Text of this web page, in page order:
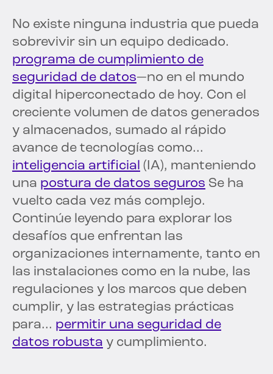
No existe ninguna industria que pueda
sobrevivir sin un equipo dedicado.
programa de cumplimiento de
seguridad de datos—no en el mundo
digital hiperconectado de hoy. Con el
creciente volumen de datos generados
y almacenados, sumado al rápido
avance de tecnologías como...
inteligencia artificial (IA), manteniendo
una postura de datos seguros Se ha
vuelto cada vez más complejo.
Continúe leyendo para explorar los
desafíos que enfrentan las
organizaciones internamente, tanto en
las instalaciones como en la nube, las
regulaciones y los marcos que deben
cumplir, y las estrategias prácticas
para... permitir una seguridad de
datos robusta y cumplimiento.